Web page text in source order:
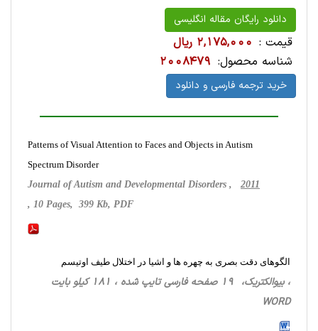
دانلود رایگان مقاله انگلیسی
قیمت : 2,175,000 ریال
شناسه محصول: 2008479
خرید ترجمه فارسی و دانلود
Patterns of Visual Attention to Faces and Objects in Autism
Spectrum Disorder
Journal of Autism and Developmental Disorders , 2011
, 10 Pages, 399 Kb, PDF
الگوهای دقت بصری به چهره ها و اشیا در اختلال طیف اوتیسم
، بیوالکتریک، 19 صفحه فارسی تایپ شده ، 181 کیلو بایت
WORD